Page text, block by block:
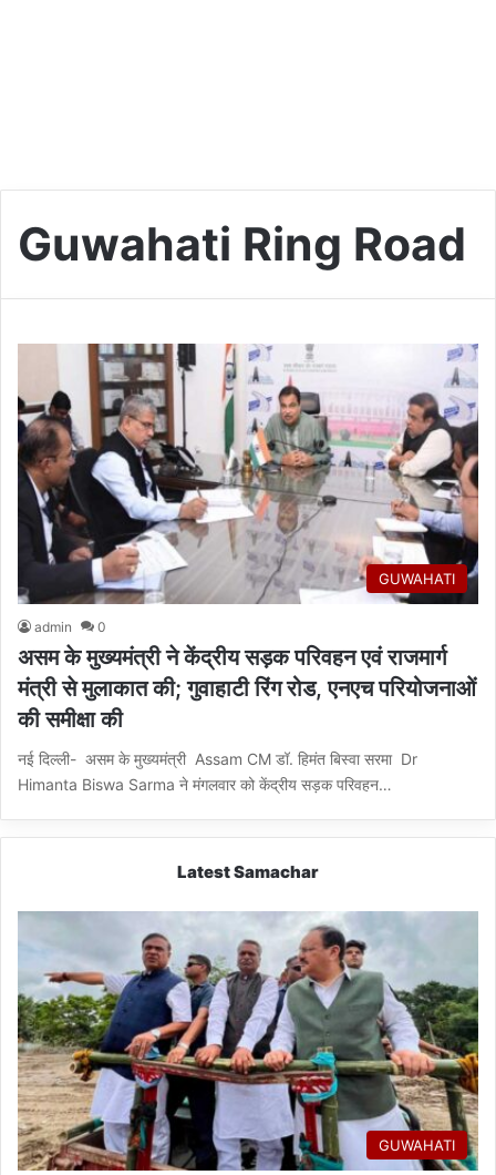
Guwahati Ring Road
GUWAHATI
admin 0
असम के मुख्यमंत्री ने केंद्रीय सड़क परिवहन एवं राजमार्ग
मंत्री से मुलाकात की; गुवाहाटी रिंग रोड, एनएच परियोजनाओं
की समीक्षा की
नई दिल्ली- असम के मुख्यमंत्री Assam CM डॉ. हिमंत बिस्वा सरमा Dr
Himanta Biswa Sarma ने मंगलवार को केंद्रीय सड़क परिवहन…
Latest Samachar
GUWAHATI